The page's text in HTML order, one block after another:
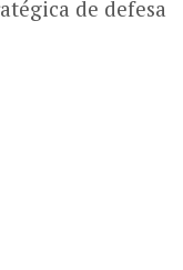
de defesa